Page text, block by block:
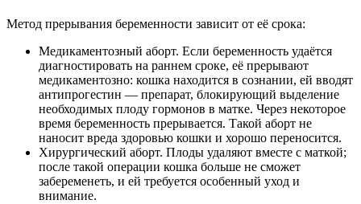
Метод прерывания беременности зависит от её срока:
Медикаментозный аборт. Если беременность удаётся
диагностировать на раннем сроке, её прерывают
медикаментозно: кошка находится в сознании, ей вводят
антипрогестин — препарат, блокирующий выделение
необходимых плоду гормонов в матке. Через некоторое
время беременность прерывается. Такой аборт не
наносит вреда здоровью кошки и хорошо переносится.
Хирургический аборт. Плоды удаляют вместе с маткой;
после такой операции кошка больше не сможет
забеременеть, и ей требуется особенный уход и
внимание.